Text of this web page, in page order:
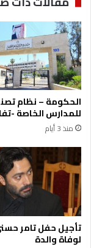
الحكومة – نظام
للمدارس الخاصة -
منذ 3 أيام
تأجيل حفل تامر
لوفاة والدة